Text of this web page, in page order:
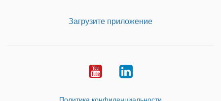
Загрузите приложение
YoutubeLinkedIn